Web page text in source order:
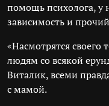
помощь психолога, у
зависимость и
«Насмотрятся
людям со всякой
Виталик, всеми
с мамой.